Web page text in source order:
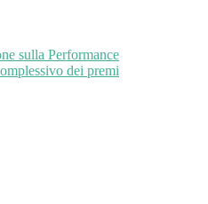
sulla Performance
dei premi